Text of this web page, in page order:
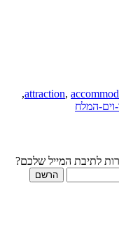
attraction,
,
וים-המלח
לתיבת המייל שלכם?